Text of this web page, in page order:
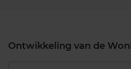
Ontwikkeling van de